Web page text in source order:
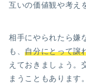
互いの価値観や考え
相手にやられたら嫌
も、自分にとって譲
えておきましょう。
まうこともあります。